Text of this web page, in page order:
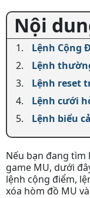
Nội
Lệnh Cộng
Lệnh
Lệnh reset
Lệnh cưới
Lệnh biểu
Nếu bạn đang tìm
game MU, dưới
lệnh cộng điểm,
xóa hòm đồ MU